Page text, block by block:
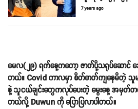
7 years ago
မေလ(၂၉) ရက်နေ့ကတော့ ဇာတ်ပို့သရုပ်ဆောင် အေ
တယ်။ Covid ကာလမှာ စိတ်ဓာတ်ကျနေမိတဲ့ သူ
နဲ့ သူငယ်ချင်းတွေကလုပ်ပေးတဲ့ မွေးနေ့ အမှတ်တရ
တယ်လို့ Duwun ကို ပြောပြလာပါတယ်။